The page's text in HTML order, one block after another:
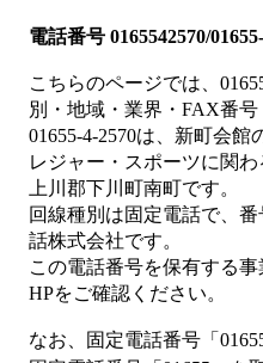
電話番号 0165542570/
こちらのページでは、
別・地域・業界・FAX番号
01655-4-2570は、 新町会館
レジャー・スポーツに関
上川郡下川町南町です。
回線種別は固定電話で、番
話株式会社です。
この電話番号を保有する
HPをご確認ください。
なお、固定電話番号「